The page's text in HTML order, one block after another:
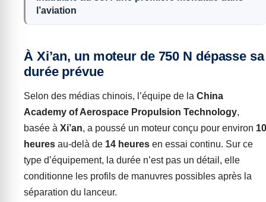
l’aviation
À Xi’an, un moteur de 750 N dépasse sa
durée prévue
Selon des médias chinois, l’équipe de la China
Academy of Aerospace Propulsion Technology,
basée à Xi’an, a poussé un moteur conçu pour environ 10
heures au-delà de 14 heures en essai continu. Sur ce
type d’équipement, la durée n’est pas un détail, elle
conditionne les profils de manuvres possibles après la
séparation du lanceur.